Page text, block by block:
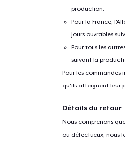
production.
Pour la France,
jours ouvrables
Pour tous les
suivant la
Pour les commandes
qu'ils atteignent leur
Détails du retour
Nous comprenons
ou défectueux, nous